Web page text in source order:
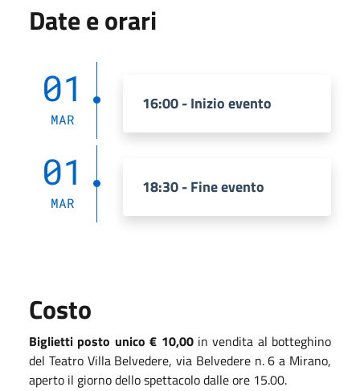
Date e orari
01
MAR
16:00 - Inizio evento
01
MAR
18:30 - Fine evento
Costo
Biglietti posto unico € 10,00in vendita al botteghino
del Teatro Villa Belvedere, via Belvedere n. 6 a Mirano,
aperto il giorno dello spettacolo dalle ore 15.00.